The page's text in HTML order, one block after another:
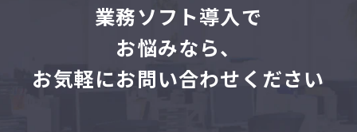
業務ソフト導入で
お悩みなら、
お気軽にお問い合わせください